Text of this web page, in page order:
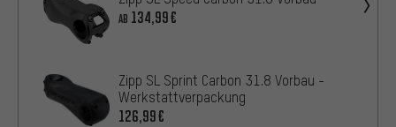
AB 134,99€
Zipp SL Sprint Carbon 31.8 Vorbau -
Werkstattverpackung
126,99€